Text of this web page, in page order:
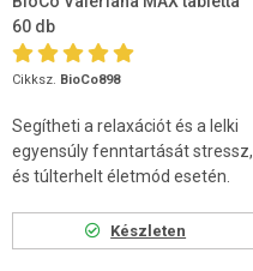
60 db
Cikksz. BioCo898
Segítheti a relaxációt és a lelki
egyensúly fenntartását stressz,
és túlterhelt életmód esetén.
Készleten